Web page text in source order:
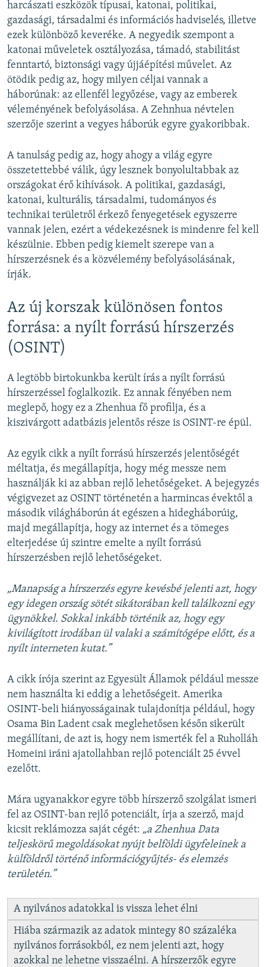
harcászati eszközök típusai, katonai, politikai,
gazdasági, társadalmi és információs hadviselés, illetve
ezek különböző keveréke. A negyedik szempont a
katonai műveletek osztályozása, támadó, stabilitást
fenntartó, biztonsági vagy újjáépítési művelet. Az
ötödik pedig az, hogy milyen céljai vannak a
háborúnak: az ellenfél legyőzése, vagy az emberek
véleményének befolyásolása. A Zehnhua névtelen
szerzője szerint a vegyes háborúk egyre gyakoribbak.
A tanulság pedig az, hogy ahogy a világ egyre
összetettebbé válik, úgy lesznek bonyolultabbak az
országokat érő kihívások. A politikai, gazdasági,
katonai, kulturális, társadalmi, tudományos és
technikai területről érkező fenyegetések egyszerre
vannak jelen, ezért a védekezésnek is mindenre fel kell
készülnie. Ebben pedig kiemelt szerepe van a
hírszerzésnek és a közvélemény befolyásolásának,
írják.
Az új korszak különösen fontos
forrása: a nyílt forrású hírszerzés
(OSINT)
A legtöbb birtokunkba került írás a nyílt forrású
hírszerzéssel foglalkozik. Ez annak fényében nem
meglepő, hogy ez a Zhenhua fő profilja, és a
kiszivárgott adatbázis jelentős része is OSINT-re épül.
Az egyik cikk a nyílt forrású hírszerzés jelentőségét
méltatja, és megállapítja, hogy még messze nem
használják ki az abban rejlő lehetőségeket. A bejegyzés
végigvezet az OSINT történetén a harmincas évektől a
második világháborún át egészen a hidegháborúig,
majd megállapítja, hogy az internet és a tömeges
elterjedése új szintre emelte a nyílt forrású
hírszerzésben rejlő lehetőségeket.
„Manapság a hírszerzés egyre kevésbé jelenti azt, hogy
egy idegen ország sötét sikátorában kell találkozni egy
ügynökkel. Sokkal inkább történik az, hogy egy
kivilágított irodában ül valaki a számítógépe előtt, és a
nyílt interneten kutat.”
A cikk írója szerint az Egyesült Államok például messze
nem használta ki eddig a lehetőségeit. Amerika
OSINT-beli hiányosságainak tulajdonítja például, hogy
Osama Bin Ladent csak meglehetősen későn sikerült
megállítani, de azt is, hogy nem ismerték fel a Ruholláh
Homeini iráni ajatollahban rejlő potenciált 25 évvel
ezelőtt.
Mára ugyanakkor egyre több hírszerző szolgálat ismeri
fel az OSINT-ban rejlő potenciált, írja a szerző, majd
kicsit reklámozza saját cégét: „a Zhenhua Data
teljeskörű megoldásokat nyújt belföldi ügyfeleinek a
külföldről történő információgyűjtés- és elemzés
területén.”
A nyilvános adatokkal is vissza lehet élni
Hiába származik az adatok mintegy 80 százaléka
nyilvános forrásokból, ez nem jelenti azt, hogy
azokkal ne lehetne visszaélni. A hírszerzők egyre